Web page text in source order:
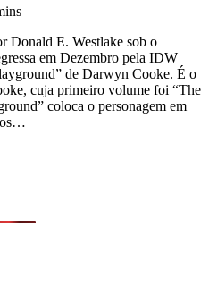
Donald E. Westlake sob o
em Dezembro pela IDW
de Darwyn Cooke. É o
cuja primeiro volume foi “The
coloca o personagem em